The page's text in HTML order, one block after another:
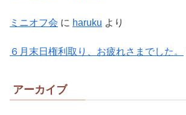
ミニオフ会 に haruku より
６月末日権利取り、お疲れさまでした。
アーカイブ